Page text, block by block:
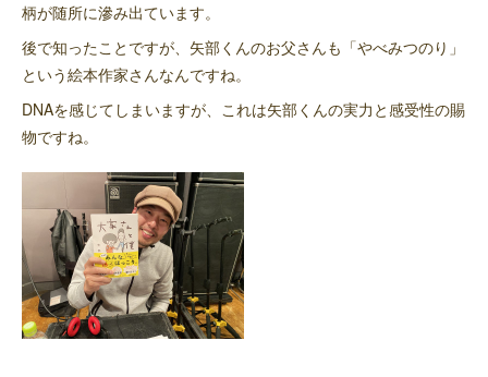
柄が随所に滲み出ています。
後で知ったことですが、矢部くんのお父さんも「やべみつのり」
という絵本作家さんなんですね。
DNAを感じてしまいますが、これは矢部くんの実力と感受性の賜
物ですね。